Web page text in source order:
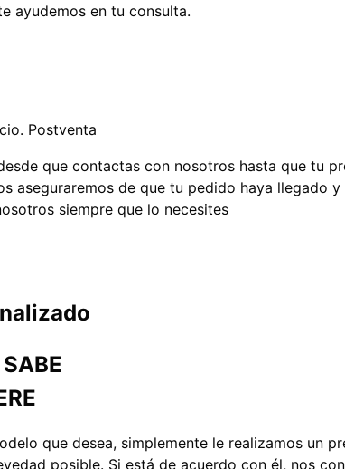
ayudemos en tu consulta.
Postventa
que contactas con nosotros hasta que tu
aseguraremos de que tu pedido haya llegado
siempre que lo necesites
que desea, simplemente le realizamos un
posible. Si está de acuerdo con él, nos